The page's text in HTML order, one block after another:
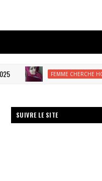
FEMME CHERCHE HOMME
SUIVRE LE SITE